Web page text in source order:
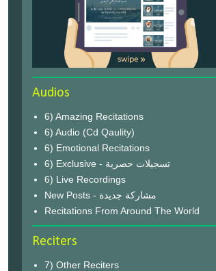
Audios
6) Amazing Recitations
6) Audio (Cd Qaulity)
6) Emotional Recitations
6) Exclusive - تسجيلات حصرية
6) Live Recordings
New Posts - مشاركة جديدة
Recitations From Around The World
Reciters
7) Other Reciters